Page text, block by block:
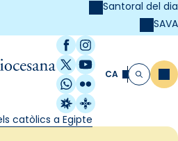
Santoral del dia
SAVA
Facebook
Instagram
X / Twitter
YouTube
WhatsApp
Flickr
Radio Estel
Catalunya
CA Cerca
catòlics a Egipte